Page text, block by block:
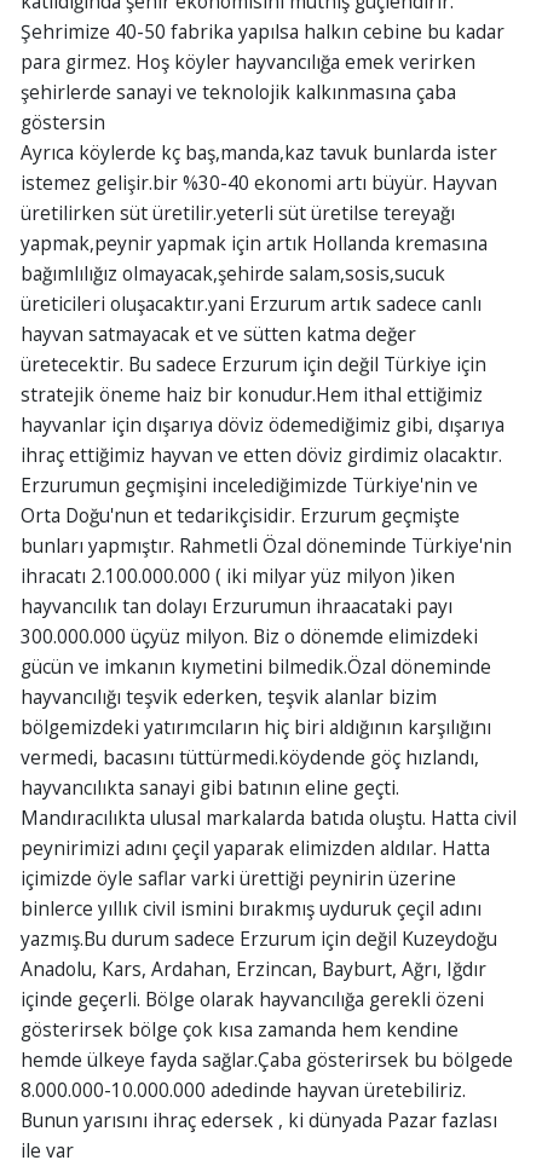
Şehrimize 40-50 fabrika yapılsa halkın cebine bu kadar
para girmez. Hoş köyler hayvancılığa emek verirken
şehirlerde sanayi ve teknolojik kalkınmasına çaba
göstersin
Ayrıca köylerde kç baş,manda,kaz tavuk bunlarda ister
istemez gelişir.bir %30-40 ekonomi artı büyür. Hayvan
üretilirken süt üretilir.yeterli süt üretilse tereyağı
yapmak,peynir yapmak için artık Hollanda kremasına
bağımlılığız olmayacak,şehirde salam,sosis,sucuk
üreticileri oluşacaktır.yani Erzurum artık sadece canlı
hayvan satmayacak et ve sütten katma değer
üretecektir. Bu sadece Erzurum için değil Türkiye için
stratejik öneme haiz bir konudur.Hem ithal ettiğimiz
hayvanlar için dışarıya döviz ödemediğimiz gibi, dışarıya
ihraç ettiğimiz hayvan ve etten döviz girdimiz olacaktır.
Erzurumun geçmişini incelediğimizde Türkiye'nin ve
Orta Doğu'nun et tedarikçisidir. Erzurum geçmişte
bunları yapmıştır. Rahmetli Özal döneminde Türkiye'nin
ihracatı 2.100.000.000 ( iki milyar yüz milyon )iken
hayvancılık tan dolayı Erzurumun ihraacataki payı
300.000.000 üçyüz milyon. Biz o dönemde elimizdeki
gücün ve imkanın kıymetini bilmedik.Özal döneminde
hayvancılığı teşvik ederken, teşvik alanlar bizim
bölgemizdeki yatırımcıların hiç biri aldığının karşılığını
vermedi, bacasını tüttürmedi.köydende göç hızlandı,
hayvancılıkta sanayi gibi batının eline geçti.
Mandıracılıkta ulusal markalarda batıda oluştu. Hatta civil
peynirimizi adını çeçil yaparak elimizden aldılar. Hatta
içimizde öyle saflar varki ürettiği peynirin üzerine
binlerce yıllık civil ismini bırakmış uyduruk çeçil adını
yazmış.Bu durum sadece Erzurum için değil Kuzeydoğu
Anadolu, Kars, Ardahan, Erzincan, Bayburt, Ağrı, Iğdır
içinde geçerli. Bölge olarak hayvancılığa gerekli özeni
gösterirsek bölge çok kısa zamanda hem kendine
hemde ülkeye fayda sağlar.Çaba gösterirsek bu bölgede
8.000.000-10.000.000 adedinde hayvan üretebiliriz.
Bunun yarısını ihraç edersek , ki dünyada Pazar fazlası
ile var